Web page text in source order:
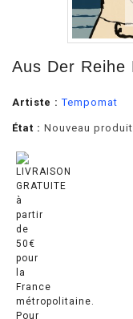
Aus Der Reihe
Artiste : Tempomat
État : Nouveau produit